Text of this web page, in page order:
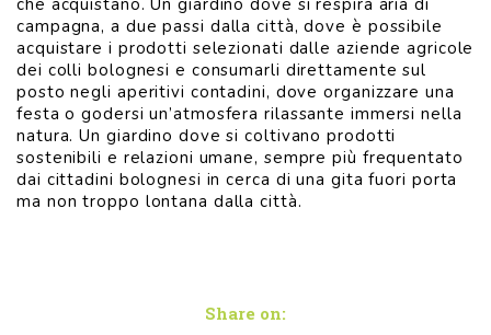
che acquistano. Un giardino dove si respira aria di
campagna, a due passi dalla città, dove è possibile
acquistare i prodotti selezionati dalle aziende agricole
dei colli bolognesi e consumarli direttamente sul
posto negli aperitivi contadini, dove organizzare una
festa o godersi un’atmosfera rilassante immersi nella
natura. Un giardino dove si coltivano prodotti
sostenibili e relazioni umane, sempre più frequentato
dai cittadini bolognesi in cerca di una gita fuori porta
ma non troppo lontana dalla città.
Share on: